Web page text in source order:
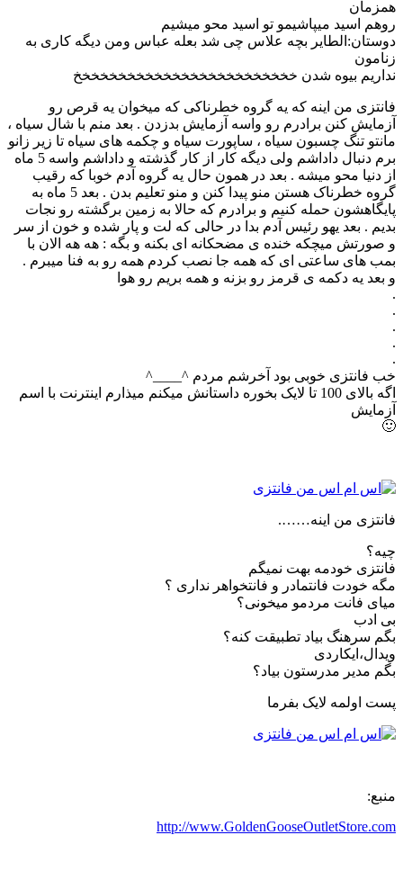
همزمان
روهم اسید میپاشیمو تو اسید محو میشیم
دوستان:الطایر بچه علاس چی شد بعله عباس ومن دیگه کاری به
زنامون
نداریم بیوه شدن خخخخخخخخخخخخخخخخخخخخخخخخخ
فانتزی من اینه که یه گروه خطرناکی که میخوان یه قرص رو
آزمایش کنن برادرم رو واسه آزمایش بدزدن . بعد منم با شال سیاه ،
مانتو تنگ چسبون سیاه ، ساپورت سیاه و چکمه های سیاه تا زیر زانو
برم دنبال داداشم ولی دیگه کار از کار گذشته و داداشم واسه 5 ماه
از دنیا محو میشه . بعد در همون حال یه گروه آدم خوبا که رقیب
گروه خطرناک هستن منو پیدا کنن و منو تعلیم بدن . بعد 5 ماه به
پایگاهشون حمله کنیم و برادرم که حالا به زمین برگشته رو نجات
بدیم . بعد یهو رئیس آدم بدا در حالی که لت و پار شده و خون از سر
و صورتش میچکه خنده ی مضحکانه ای بکنه و بگه : هه هه الان با
بمب های ساعتی ای که همه جا نصب کردم همه رو به فنا میبرم .
و بعد یه دکمه ی قرمز رو بزنه و همه بریم رو هوا
.
.
.
.
.
خب فانتزی خوبی بود آخرشم مردم ^____^
اگه بالای 100 تا لایک بخوره داستانش میکنم میذارم اینترنت با اسم
آزمایش
🙂
فانتزی من اینه…….
چیه؟
فانتزی خودمه بهت نمیگم
مگه خودت فانتمادر و فانتخواهر نداری ؟
میای فانت مردمو میخونی؟
بی ادب
بگم سرهنگ بیاد تطبیقت کنه؟
ویدال،ایکاردی
بگم مدیر مدرستون بیاد؟
پست اولمه لایک بفرما
منبع:
http://www.GoldenGooseOutletStore.com